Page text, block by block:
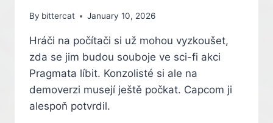
By bittercat January 10, 2026
Hráči na počítači si už mohou vyzkoušet,
zda se jim budou souboje ve sci-fi akci
Pragmata líbit. Konzolisté si ale na
demoverzi musejí ještě počkat. Capcom ji
alespoň potvrdil.